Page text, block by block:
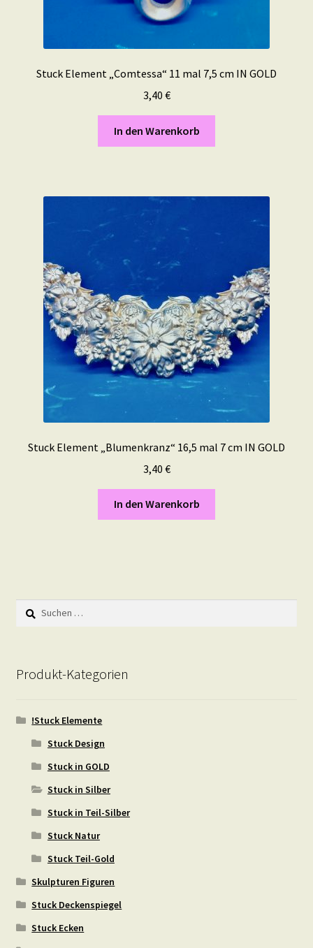
Stuck Element „Comtessa“ 11 mal 7,5 cm IN GOLD
3,40 €
In den Warenkorb
Stuck Element „Blumenkranz“ 16,5 mal 7 cm IN GOLD
3,40 €
In den Warenkorb
Suchen
nach:
Produkt-Kategorien
!Stuck Elemente
Stuck Design
Stuck in GOLD
Stuck in Silber
Stuck in Teil-Silber
Stuck Natur
Stuck Teil-Gold
Skulpturen Figuren
Stuck Deckenspiegel
Stuck Ecken